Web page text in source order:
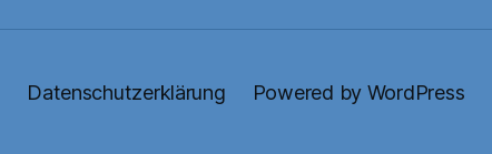
Datenschutzerklärung Powered by WordPress